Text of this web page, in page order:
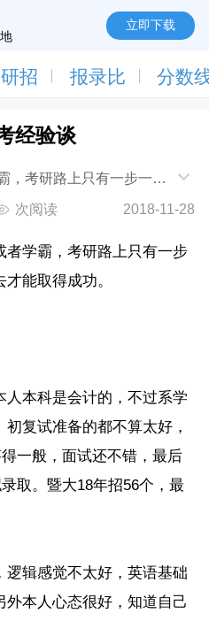
立即下载
研招 报录比 分数
经验谈
，考研路上只有一步一个
得成功。一、个人情况先
会计的，不
次阅读 2018-11-28
者学霸，考研路上只有一步
能取得成功。
本科是会计的，不过系学
复试准备的都不算太好，
一般，面试还不错，最后
取。暨大18年招56个，最
辑感觉不太好，英语基础
本人心态很好，知道自己